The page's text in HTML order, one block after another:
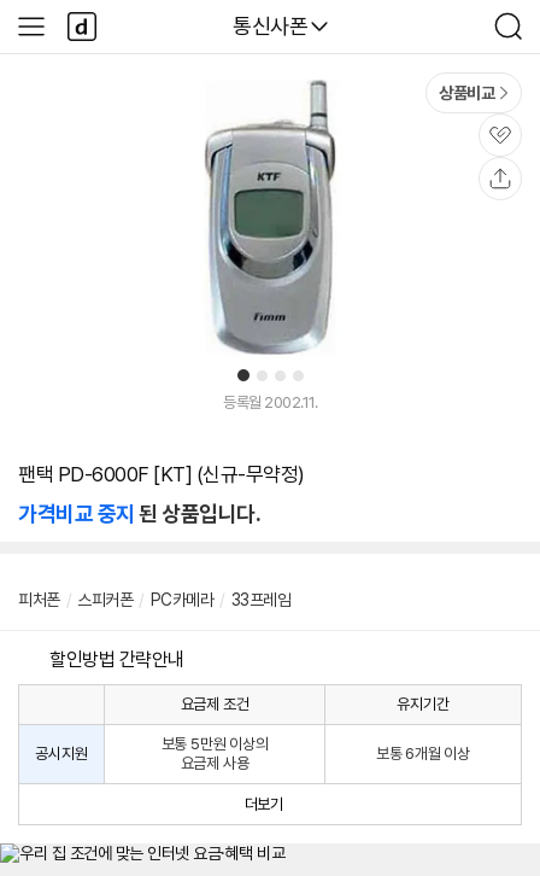
다나와
통신사폰
검
색
사
이
다
나
와
1 2 3 4
상품비교
관
심
등록월 2002.11.
팬택 PD-6000F [KT] (신규-무약정)
가격비교 중지 된 상품입니다.
피처폰 / 스피커폰 / PC카메라 / 33프레임
할인방법 간략안내
원
사
인
법
요금제 조건 유지기간
공시지원
보통 5만원 이상의
요금제 사용
보통 6개월 이상
더보기